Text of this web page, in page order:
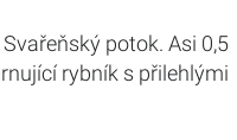
potok. Asi 0,5
rybník s přilehlými